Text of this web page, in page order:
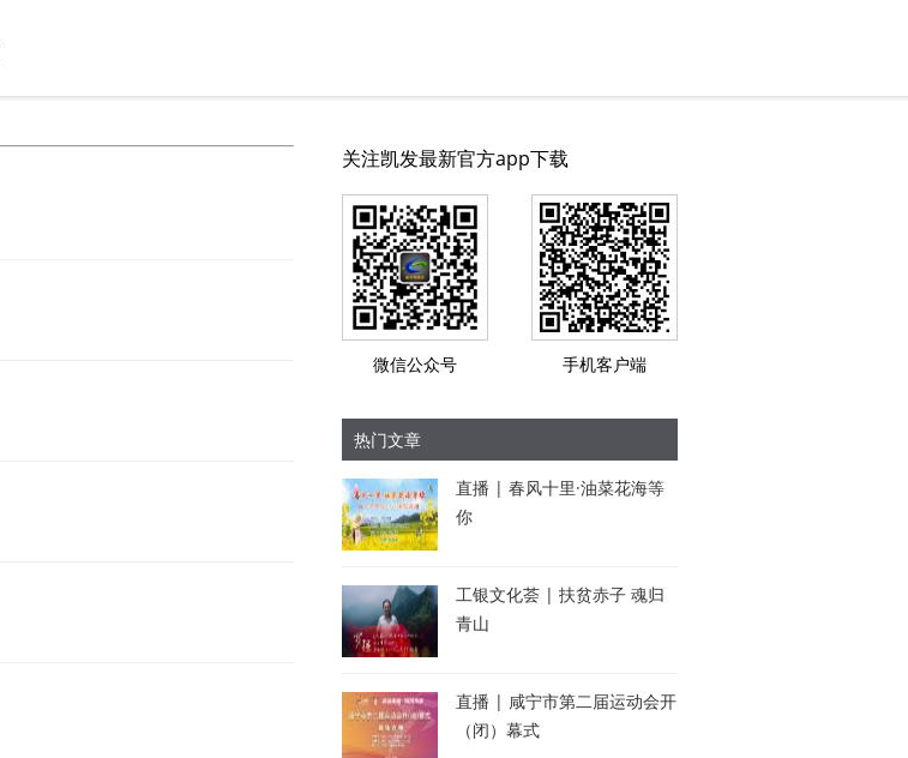
关注凯发最新官方app下载
微信公众号 手机客户端
热门文章
直播 | 春风十里·油菜花海等
你
工银文化荟 | 扶贫赤子 魂归
青山
直播 | 咸宁市第二届运动会开
（闭）幕式